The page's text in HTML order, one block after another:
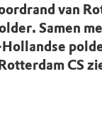
van
Samen
CS